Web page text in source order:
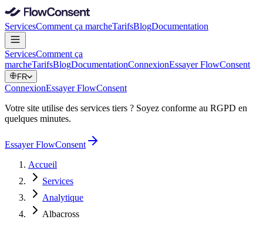
ServicesComment ça marcheTarifsBlogDocumentation
ServicesComment ça
marcheTarifsBlogDocumentationConnexionEssayer FlowConsent
FR
ConnexionEssayer FlowConsent
Votre site utilise des services tiers ? Soyez conforme au RGPD en
quelques minutes.
Essayer FlowConsent
Accueil
Services
Analytique
Albacross